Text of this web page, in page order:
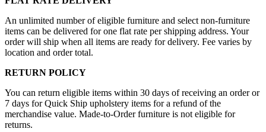
An unlimited number of eligible furniture and select non-furniture
items can be delivered for one flat rate per shipping address. Your
order will ship when all items are ready for delivery. Fee varies by
location and order total.
RETURN POLICY
You can return eligible items within 30 days of receiving an order or
7 days for Quick Ship upholstery items for a refund of the
merchandise value. Made-to-Order furniture is not eligible for
returns.